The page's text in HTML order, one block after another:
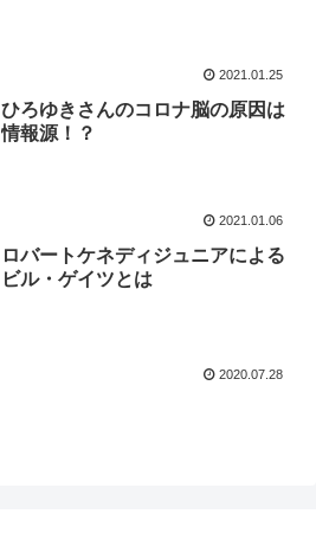
2021.01.25
ひろゆきさんのコロナ脳の原因は
情報源！？
2021.01.06
ロバートケネディジュニアによる
ビル・ゲイツとは
2020.07.28